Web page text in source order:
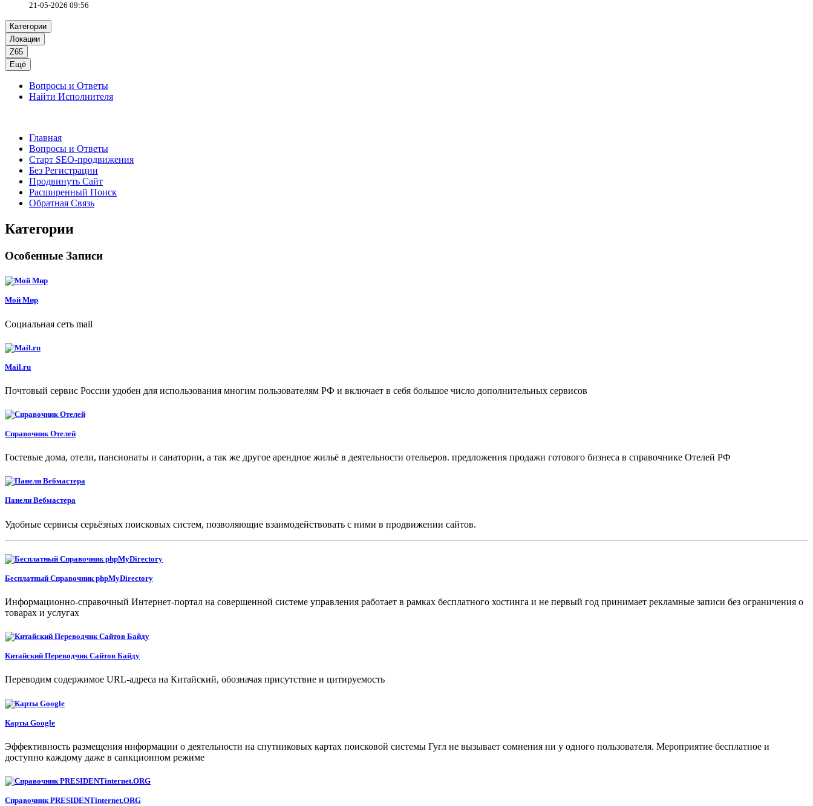
21-05-2026 09:56
Категории
Локации
Z65
Ещё
Вопросы и Ответы
Найти Исполнителя
Главная
Вопросы и Ответы
Старт SEO-продвижения
Без Регистрации
Продвинуть Сайт
Расширенный Поиск
Обратная Связь
Категории
Особенные Записи
Мой Мир
Социальная сеть mail
Mail.ru
Почтовый сервис России удобен для использования многим пользователям РФ и включает в себя большое число дополнительных сервисов
Справочник Отелей
Гостевые дома, отели, пансионаты и санатории, а так же другое арендное жильё в деятельности отельеров. предложения продажи готового бизнеса в справочнике Отелей РФ
Панели Вебмастера
Удобные сервисы серьёзных поисковых систем, позволяющие взаимодействовать с ними в продвижении сайтов.
Бесплатный Справочник phpMyDirectory
Информационно-справочный Интернет-портал на совершенной системе управления работает в рамках бесплатного хостинга и не первый год принимает рекламные записи без ограничения о
товарах и услугах
Китайский Переводчик Сайтов Байду
Переводим содержимое URL-адреса на Китайский, обозначая присутствие и цитируемость
Карты Google
Эффективность размещения информации о деятельности на спутниковых картах поисковой системы Гугл не вызывает сомнения ни у одного пользователя. Мероприятие бесплатное и
доступно каждому даже в санкционном режиме
Справочник PRESIDENTinternet.ORG